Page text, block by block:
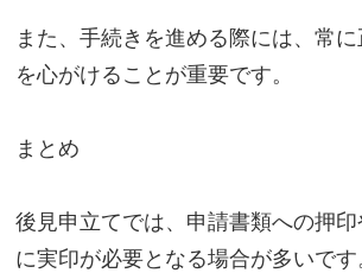
また、手続きを進める際には、常
を心がけることが重要です。
まとめ
後見申立てでは、申請書類への押
に実印が必要となる場合が多いです